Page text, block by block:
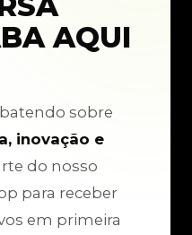
AQUI
sobre
inovação e
do nosso
para receber
em primeira